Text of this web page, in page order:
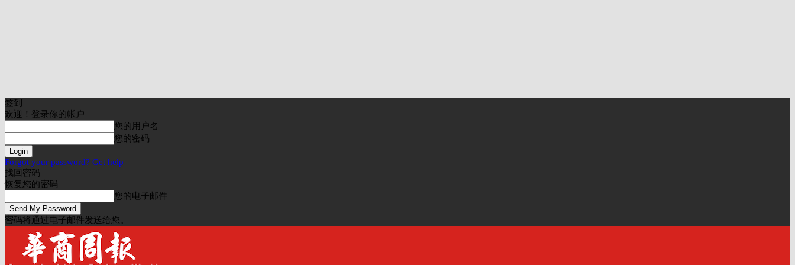
签到
欢迎！登录你的帐户
您的用户名
您的密码
Forgot your password? Get help
找回密码
恢复您的密码
您的电子邮件
密码将通过电子邮件发送给您。